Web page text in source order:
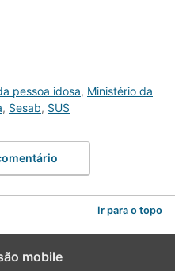
pessoa idosa, Ministério da
, Sesab, SUS
Ir para o topo
mobile